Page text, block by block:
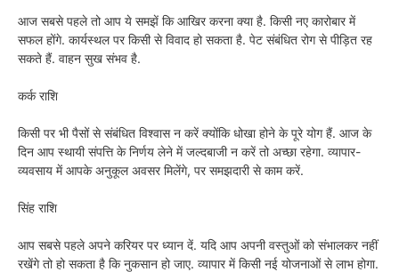
आज सबसे पहले तो आप ये समझें कि आखिर करना क्या है. किसी नए कारोबार में
सफल होंगे. कार्यस्थल पर किसी से विवाद हो सकता है. पेट संबंधित रोग से पीड़ित रह
सकते हैं. वाहन सुख संभव है.
कर्क राशि
किसी पर भी पैसों से संबंधित विश्वास न करें क्योंकि धोखा होने के पूरे योग हैं. आज के
दिन आप स्थायी संपत्ति के निर्णय लेने में जल्दबाजी न करें तो अच्छा रहेगा. व्यापार-
व्यवसाय में आपके अनुकूल अवसर मिलेंगे, पर समझदारी से काम करें.
सिंह राशि
आप सबसे पहले अपने करियर पर ध्यान दें. यदि आप अपनी वस्तुओं को संभालकर नहीं
रखेंगे तो हो सकता है कि नुकसान हो जाए. व्यापार में किसी नई योजनाओं से लाभ होगा.